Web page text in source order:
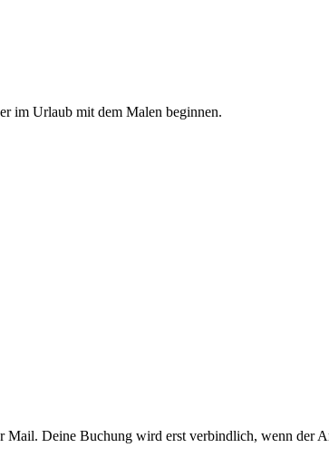
im Urlaub mit dem Malen beginnen.
Deine Buchung wird erst verbindlich, wenn der